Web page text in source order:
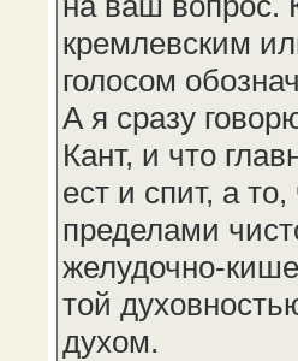
кремлевским
голосом
А я сразу
Кант, и что
ест и спит, а
пределами
желудочно-
той
духом.